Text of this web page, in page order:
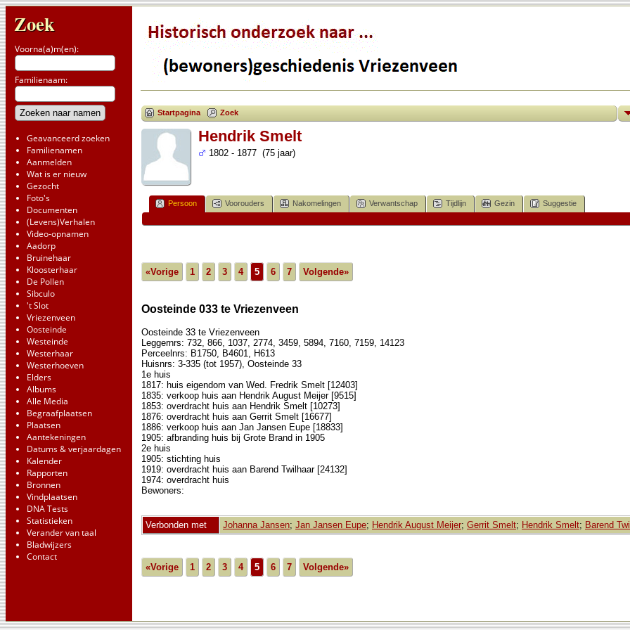
Zoek
Voorna(a)m(en):
Familienaam:
Geavanceerd zoeken
Familienamen
Aanmelden
Wat is er nieuw
Gezocht
Foto's
Documenten
(Levens)Verhalen
Video-opnamen
Aadorp
Bruinehaar
Kloosterhaar
De Pollen
Sibculo
't Slot
Vriezenveen
Oosteinde
Westeinde
Westerhaar
Westerhoeven
Elders
Albums
Alle Media
Begraafplaatsen
Plaatsen
Aantekeningen
Datums & verjaardagen
Kalender
Rapporten
Bronnen
Vindplaatsen
DNA Tests
Statistieken
Verander van taal
Bladwijzers
Contact
Startpagina Zoek
Hendrik Smelt
1802 - 1877 (75 jaar)
Persoon Voorouders Nakomelingen Verwantschap Tijdlijn Gezin Suggestie
«Vorige 1 2 3 4 5 6 7 Volgende»
Oosteinde 033 te Vriezenveen
Oosteinde 33 te Vriezenveen
Leggernrs: 732, 866, 1037, 2774, 3459, 5894, 7160, 7159, 14123
Perceelnrs: B1750, B4601, H613
Huisnrs: 3-335 (tot 1957), Oosteinde 33
1e huis
1817: huis eigendom van Wed. Fredrik Smelt [12403]
1835: verkoop huis aan Hendrik August Meijer [9515]
1853: overdracht huis aan Hendrik Smelt [10273]
1876: overdracht huis aan Gerrit Smelt [16677]
1886: verkoop huis aan Jan Jansen Eupe [18833]
1905: afbranding huis bij Grote Brand in 1905
2e huis
1905: stichting huis
1919: overdracht huis aan Barend Twilhaar [24132]
1974: overdracht huis
Bewoners:
Verbonden met Johanna Jansen; Jan Jansen Eupe; Hendrik August Meijer; Gerrit Smelt; Hendrik Smelt; Barend
«Vorige 1 2 3 4 5 6 7 Volgende»